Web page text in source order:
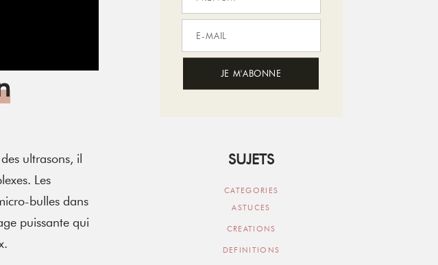
ultrasons, il
Les
bulles dans
puissante qui
SUJETS
CATEGORIES
ASTUCES
CREATIONS
DEFINITIONS